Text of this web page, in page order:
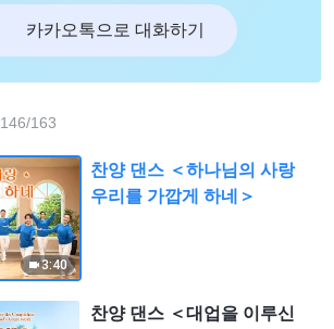
카카오톡으로 대화하기
146/163
3:40
찬양 댄스 ＜하나님의 사랑
우리를 가깝게 하네＞
찬양 댄스 ＜대업을 이루신